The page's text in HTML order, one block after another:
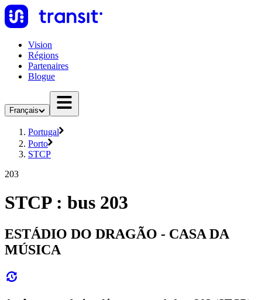
Vision
Régions
Partenaires
Blogue
Français
Portugal
Porto
STCP
203
STCP : bus 203
ESTÁDIO DO DRAGÃO - CASA DA
MÚSICA